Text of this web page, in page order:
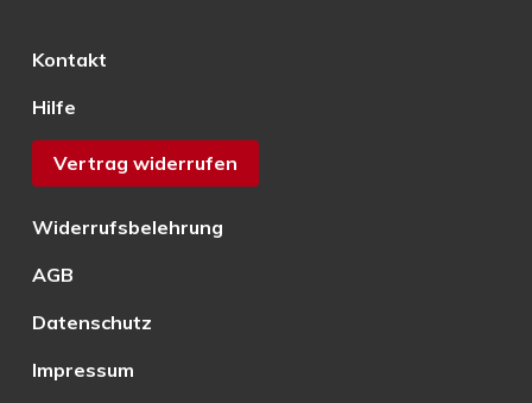
Kontakt
Hilfe
Vertrag widerrufen
Widerrufsbelehrung
AGB
Datenschutz
Impressum